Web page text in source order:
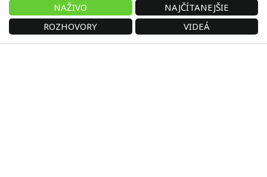
NAŽIVO
NAJČÍTANEJŠIE
ROZHOVORY
VIDEÁ